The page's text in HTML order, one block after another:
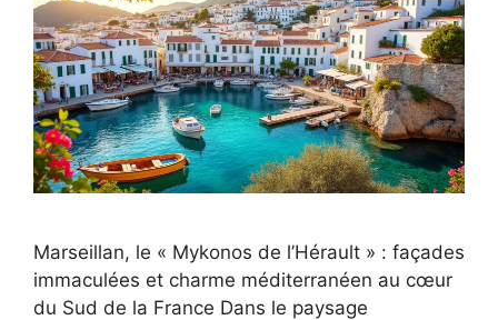
Marseillan, le « Mykonos de l’Hérault » : façades
immaculées et charme méditerranéen au cœur
du Sud de la France Dans le paysage